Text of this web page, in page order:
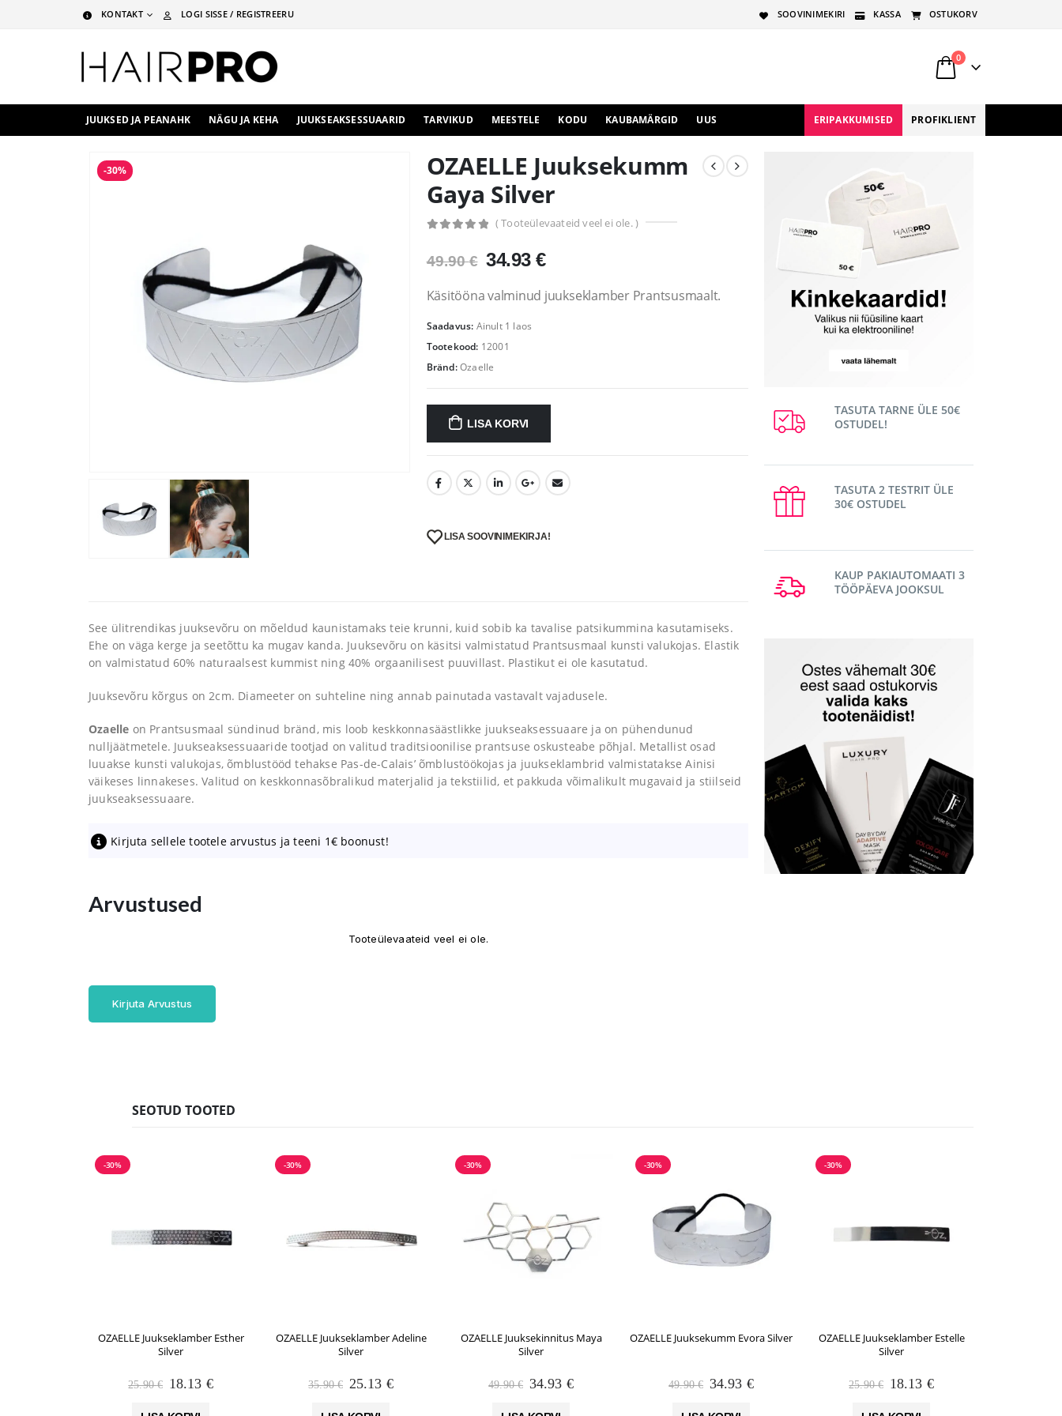
KONTAKT LOGI SISSE / REGISTREERU SOOVINIMEKIRI KASSA OSTUKORV
0
JUUKSED JA PEANAHK NÄGU JA KEHA JUUKSEAKSESSUAARID TARVIKUD MEESTELE KODU KAUBAMÄRGID UUS ERIPAKKUMISED PROFIKLIENT
-30%
OZAELLE Juuksekumm
Gaya Silver
( Tooteülevaateid veel ei ole. )
49.90€ Algne
oli:
34.93€Praegune
on:
Käsitööna valminud juukseklamber Prantsusmaalt.
Saadavus: Ainult 1 laos
Tootekood: 12001
Bränd:Ozaelle
LISA KORVI
LISA SOOVINIMEKIRJA!
See ülitrendikas juuksevõru on mõeldud kaunistamaks teie krunni, kuid sobib ka tavalise patsikummina kasutamiseks.
Ehe on väga kerge ja seetõttu ka mugav kanda. Juuksevõru on käsitsi valmistatud Prantsusmaal kunsti valukojas. Elastik
on valmistatud 60% naturaalsest kummist ning 40% orgaanilisest puuvillast. Plastikut ei ole kasutatud.
Juuksevõru kõrgus on 2cm. Diameeter on suhteline ning annab painutada vastavalt vajadusele.
Ozaelle on Prantsusmaal sündinud bränd, mis loob keskkonnasäästlikke juukseaksessuaare ja on pühendunud
nulljäätmetele. Juukseaksessuaaride tootjad on valitud traditsioonilise prantsuse oskusteabe põhjal. Metallist osad
luuakse kunsti valukojas, õmblustööd tehakse Pas-de-Calais’ õmblustöökojas ja juukseklambrid valmistatakse Ainisi
väikeses linnakeses. Valitud on keskkonnasõbralikud materjalid ja tekstiilid, et pakkuda võimalikult mugavaid ja stiilseid
juukseaksessuaare.
Kirjuta sellele tootele arvustus ja teeni 1€ boonust!
Arvustused
Tooteülevaateid veel ei ole.
Kirjuta Arvustus
TASUTA TARNE ÜLE 50€
OSTUDEL!
TASUTA 2 TESTRIT ÜLE
30€ OSTUDEL
KAUP PAKIAUTOMAATI 3
TÖÖPÄEVA JOOKSUL
SEOTUD TOOTED
-30%
OZAELLE Juukseklamber Esther
Silver
25.90€ Algne
oli:
18.13 €Praegune
-30%
OZAELLE Juukseklamber Adeline
Silver
35.90€ Algne
oli:
25.13 €Praegune
-30%
OZAELLE Juuksekinnitus Maya
Silver
49.90€ Algne
oli:
34.93 €Praegune
-30%
OZAELLE Juuksekumm Evora Silver
49.90€ Algne
oli:
34.93 €Praegune
-30%
OZAELLE Juukseklamber Estelle
Silver
25.90€ Algne
oli:
18.13 €Praegune